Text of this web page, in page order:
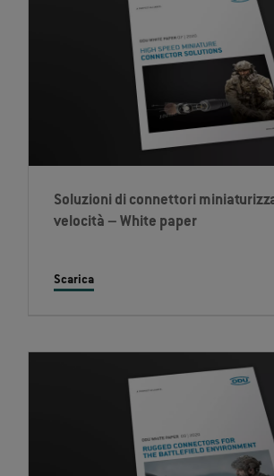
Soluzioni di connettori
velocità – White paper
Scarica